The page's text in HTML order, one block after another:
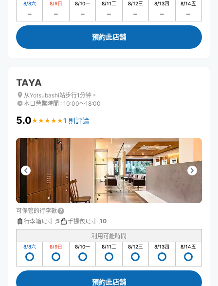
8/8六 8/9日 8/10一 8/11二 8/12三 8/13四 8/14五
預約此店舖
TAYA
从Yotsubashi站步行1分钟。
本日營業時間 : 10:00〜18:00
5.0★ ★ ★ ★ ★
★ ★ ★ ★ ★1 則評論
可保管的行李數
行李箱尺寸 :5 手提包尺寸 :10
利用可能時間
8/8六 8/9日 8/10一 8/11二 8/12三 8/13四 8/14五
預約此店舖